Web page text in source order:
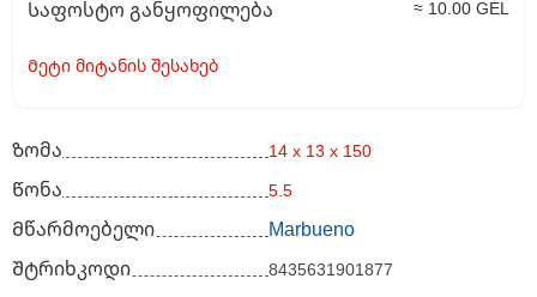
Საფოსტო განყოფილება ≈ 10.00 GEL
Მეტი მიტანის შესახებ
Ზომა 14 x 13 x 150
Წონა 5.5
Მწარმოებელი
Marbueno
Შტრიხკოდი
8435631901877